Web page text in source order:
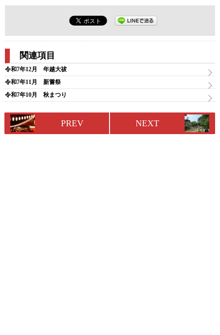
関連項目
令和7年12月 年越大祓
令和7年11月 新嘗祭
令和7年10月 秋まつり
PREV NEXT